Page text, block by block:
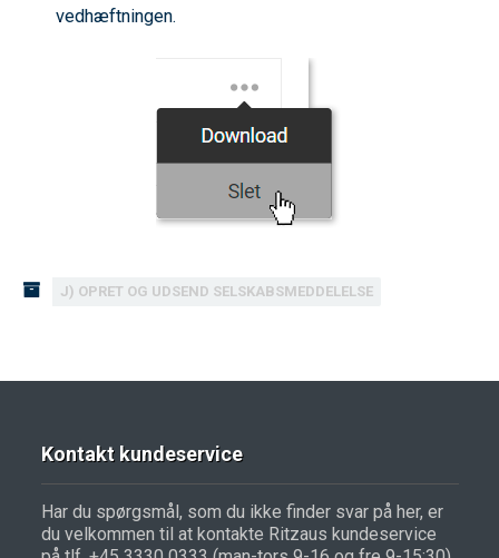
vedhæftningen.
J) OPRET OG UDSEND SELSKABSMEDDELELSE
Kontakt kundeservice
Har du spørgsmål, som du ikke finder svar på her, er
du velkommen til at kontakte Ritzaus kundeservice